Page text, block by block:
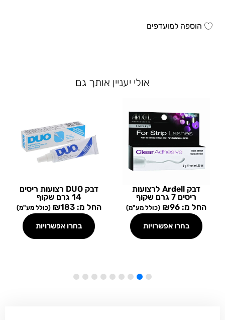
הוספה למועדפים
אולי יעניין אותך גם
דבק Ardell לרצועות
ריסים 7 גרם שקוף
החל מ:
₪96 (כולל מע"מ)
בחרו אפשרויות
דבק DUO רצועות ריסים
14 גרם שקוף
החל מ:
₪183 (כולל מע"מ)
בחרו אפשרויות